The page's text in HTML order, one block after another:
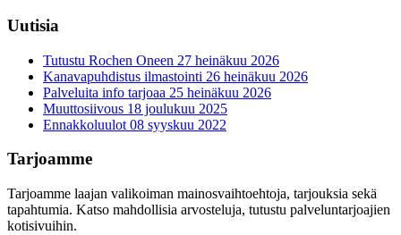
Uutisia
Tutustu Rochen Oneen 27 heinäkuu 2026
Kanavapuhdistus ilmastointi 26 heinäkuu 2026
Palveluita info tarjoaa 25 heinäkuu 2026
Muuttosiivous 18 joulukuu 2025
Ennakkoluulot 08 syyskuu 2022
Tarjoamme
Tarjoamme laajan valikoiman mainosvaihtoehtoja, tarjouksia sekä
tapahtumia. Katso mahdollisia arvosteluja, tutustu palveluntarjoajien
kotisivuihin.